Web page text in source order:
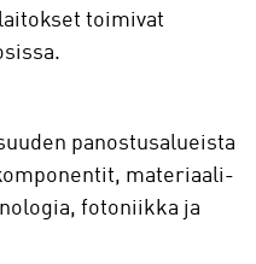
toimivat
panostusalueista
materiaali-
fotoniikka ja